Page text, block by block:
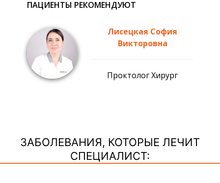
ПАЦИЕНТЫ РЕКОМЕНДУЮТ
Лисецкая София
Викторовна
Проктолог Хирург
ЗАБОЛЕВАНИЯ, КОТОРЫЕ ЛЕЧИТ
СПЕЦИАЛИСТ: